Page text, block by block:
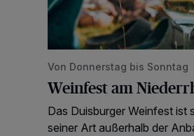
Von Donnerstag bis Sonntag
Weinfest am
Das Duisburger Weinfest ist
seiner Art außerhalb der